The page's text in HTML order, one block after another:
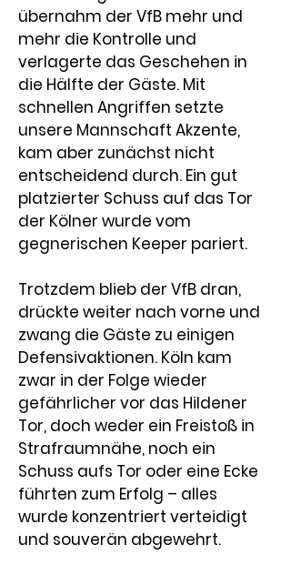
übernahm der VfB mehr und
mehr die Kontrolle und
verlagerte das Geschehen in
die Hälfte der Gäste. Mit
schnellen Angriffen setzte
unsere Mannschaft Akzente,
kam aber zunächst nicht
entscheidend durch. Ein gut
platzierter Schuss auf das Tor
der Kölner wurde vom
gegnerischen Keeper pariert.
Trotzdem blieb der VfB dran,
drückte weiter nach vorne und
zwang die Gäste zu einigen
Defensivaktionen. Köln kam
zwar in der Folge wieder
gefährlicher vor das Hildener
Tor, doch weder ein Freistoß in
Strafraumnähe, noch ein
Schuss aufs Tor oder eine Ecke
führten zum Erfolg – alles
wurde konzentriert verteidigt
und souverän abgewehrt.